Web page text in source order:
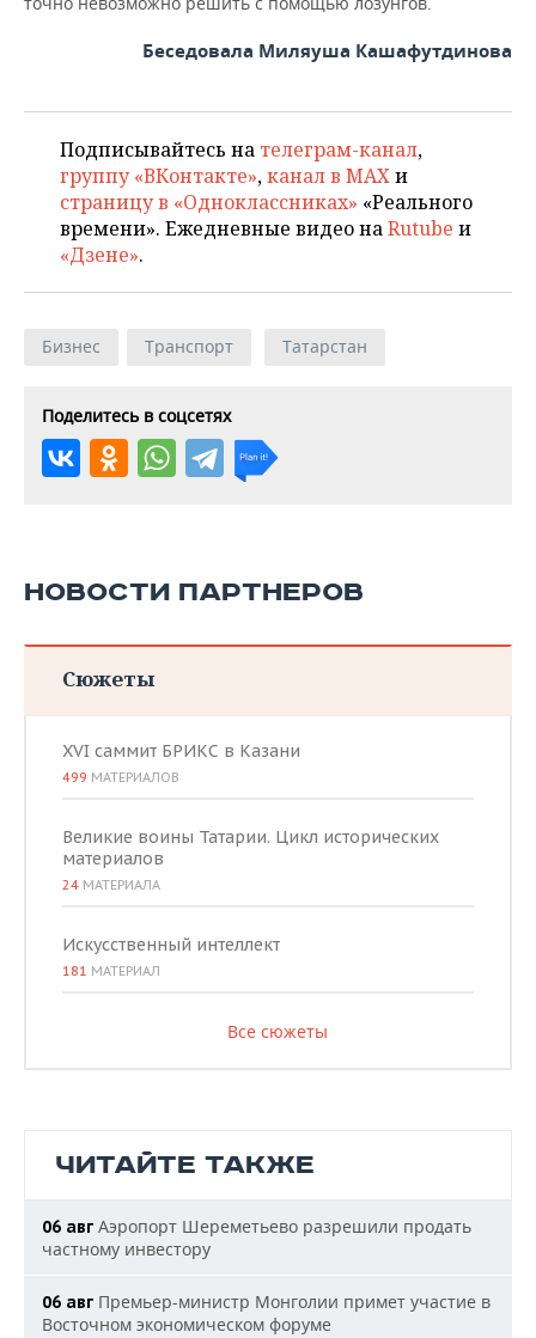
Беседовала Миляуша Кашафутдинова
Подписывайтесь на телеграм-канал,
группу «ВКонтакте»,канал в MAXи
страницу в «Одноклассниках» «Реального
времени». Ежедневные видео наRutube и
«Дзене».
Бизнес Транспорт Татарстан
Поделитесь в соцсетях
НОВОСТИ ПАРТНЕРОВ
Сюжеты
XVI саммит БРИКС в Казани
499 МАТЕРИАЛОВ
Великие воины Татарии. Цикл исторических
материалов
24 МАТЕРИАЛА
Искусственный интеллект
181 МАТЕРИАЛ
Все сюжеты
ЧИТАЙТЕ ТАКЖЕ
06 авг Аэропорт Шереметьево разрешили продать
частному инвестору
06 авг Премьер-министр Монголии примет участие в
Восточном экономическом форуме